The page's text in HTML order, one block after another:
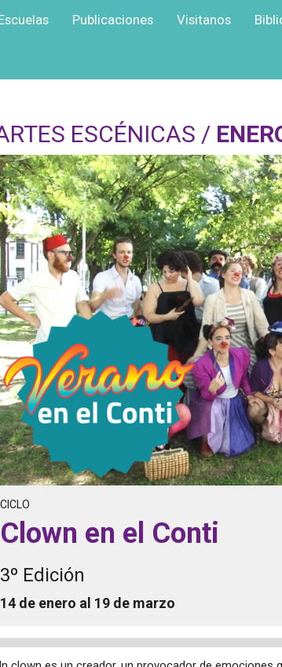
Publicaciones Visitanos
ESCÉNICAS /
CICLO
Clown en el Conti
3º Edición
14 de enero al 19 de marzo